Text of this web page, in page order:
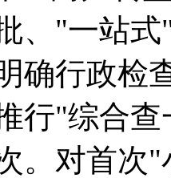
、"一站
确行政检
行"综合
。对首次